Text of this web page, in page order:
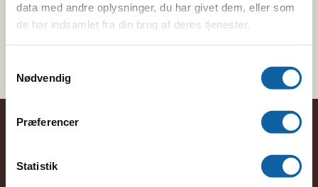
data med andre oplysninger, du har givet dem, eller som
de har indsamlet fra din brug af deres tjenester.
Nødvendig
Præferencer
Statistik